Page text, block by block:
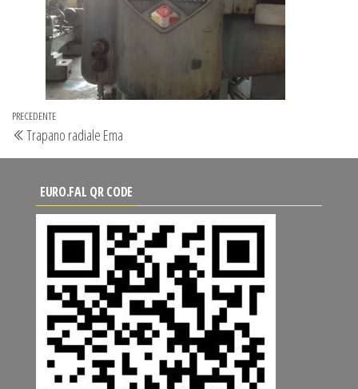
Navigazione
articoli
Articolo
precedente
PRECEDENTE
Trapano radiale Ema
EURO.FAL QR CODE